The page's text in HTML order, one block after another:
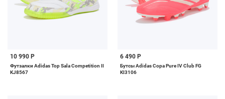
10 990 Р
Футзалки Adidas Top Sala Competition II
KJ8567
6 490 Р
Бутсы Adidas Copa Pure IV Club FG
KI3106